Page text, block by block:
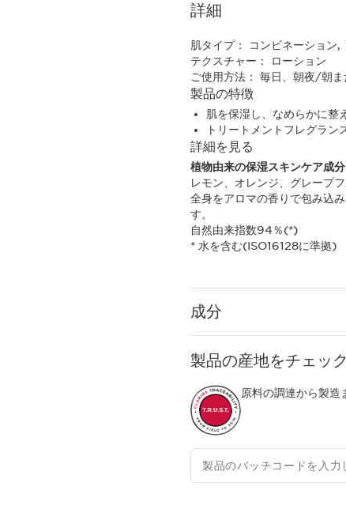
詳細
肌タイプ：
コンビネーション,
テクスチャー：
ローション
ご使用方法： 毎日、朝夜/朝ま
製品の特徴
肌を保湿し、なめらかに整
トリートメントフレグラン
詳細を見る
植物由来の保湿スキンケア成
レモン、オレンジ、グレープ
全身をアロマの香りで包み込
す。
自然由来指数94％(*)
* 水を含む(ISO16128に準拠)
成分
製品の産地をチェック
原料の調達から製造
製品のバッチコードを入力